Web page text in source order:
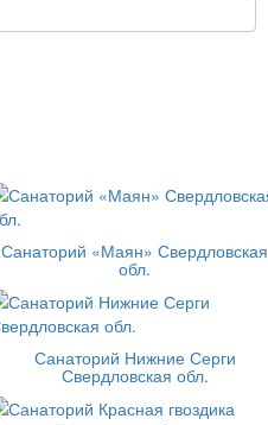
Санаторий «Маян» Свердловская
обл.
Санаторий Нижние Серги
Свердловская обл.